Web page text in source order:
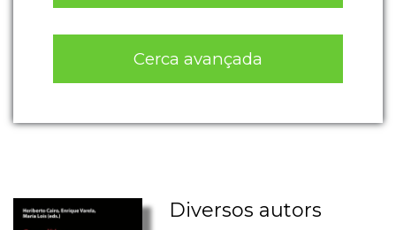
Cerca avançada
Diversos autors